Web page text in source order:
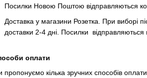
Посилки Новою Поштою відправляються
Доставка у магазини Розетка. При виборі
доставки 2-4 дні. Посилки
оплати
пропонуємо кілька зручних способів